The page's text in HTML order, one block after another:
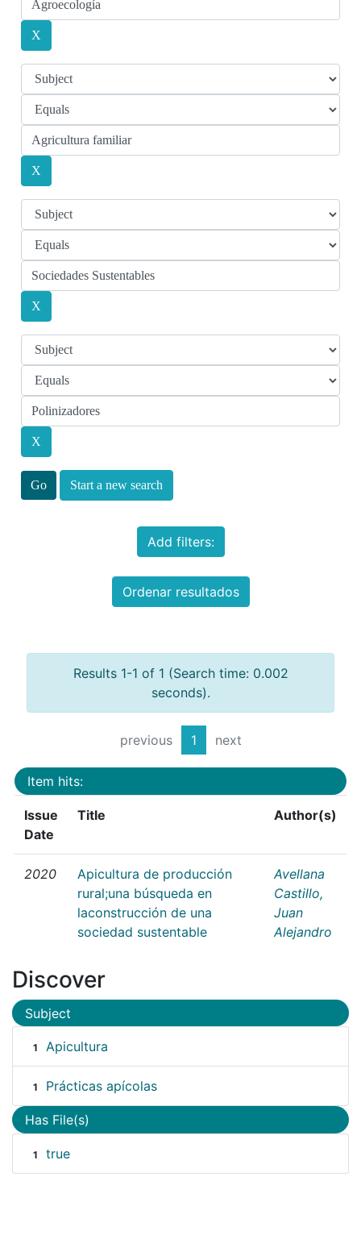
Start a new search
Add filters:
Ordenar resultados
Results 1-1 of 1 (Search time: 0.002
seconds).
previous 1 next
Item hits:
Issue
Date
Title Author(s)
2020
Apicultura de producción
rural;una búsqueda en
laconstrucción de una
sociedad sustentable
Avellana
Castillo,
Juan
Alejandro
Discover
Subject
1 Apicultura
1 Prácticas apícolas
Has File(s)
1 true